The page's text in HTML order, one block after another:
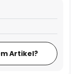
Artikel?